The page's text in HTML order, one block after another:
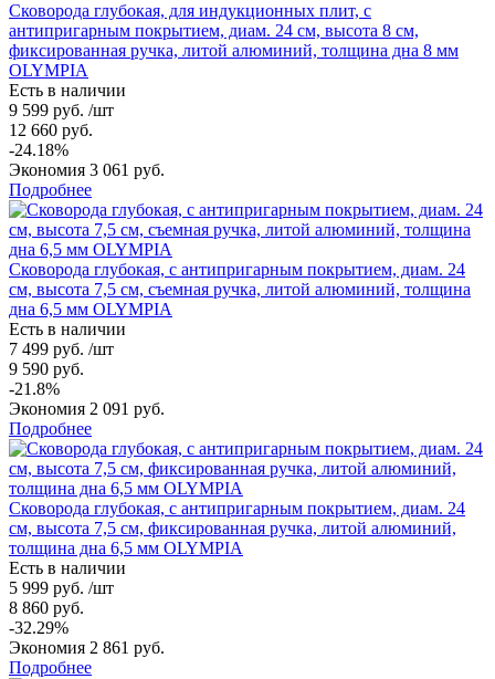
Сковорода глубокая, для индукционных плит, с
антипригарным покрытием, диам. 24 см, высота 8 см,
фиксированная ручка, литой алюминий, толщина дна 8 мм
OLYMPIA
Есть в наличии
9 599 руб. /шт
12 660 руб.
-24.18%
Экономия 3 061 руб.
Подробнее
Сковорода глубокая, с антипригарным покрытием, диам. 24
см, высота 7,5 см, съемная ручка, литой алюминий, толщина
дна 6,5 мм OLYMPIA
Есть в наличии
7 499 руб. /шт
9 590 руб.
-21.8%
Экономия 2 091 руб.
Подробнее
Сковорода глубокая, с антипригарным покрытием, диам. 24
см, высота 7,5 см, фиксированная ручка, литой алюминий,
толщина дна 6,5 мм OLYMPIA
Есть в наличии
5 999 руб. /шт
8 860 руб.
-32.29%
Экономия 2 861 руб.
Подробнее